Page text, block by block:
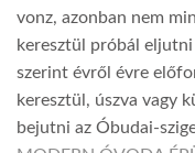
vonz, azonban nem
keresztül próbál
szerint évről évre
keresztül, úszva vagy
bejutni az Óbudai-